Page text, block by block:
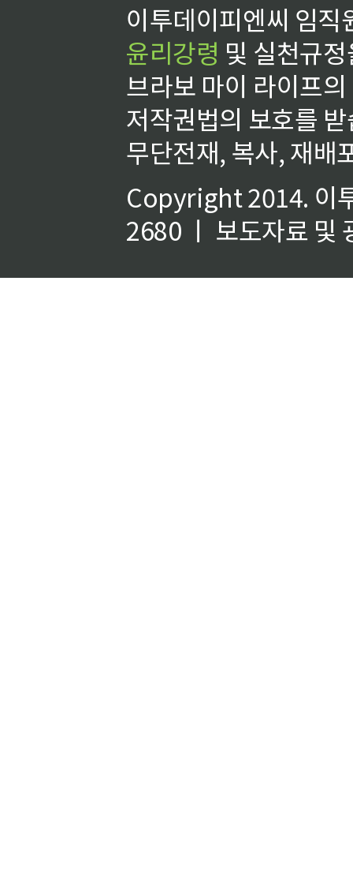
이투데이피엔씨 임
윤리강령 및 실천규
브라보 마이 라이프
저작권법의 보호를
무단전재, 복사, 재배
Copyright 2014. 이
2680 ㅣ 보도자료